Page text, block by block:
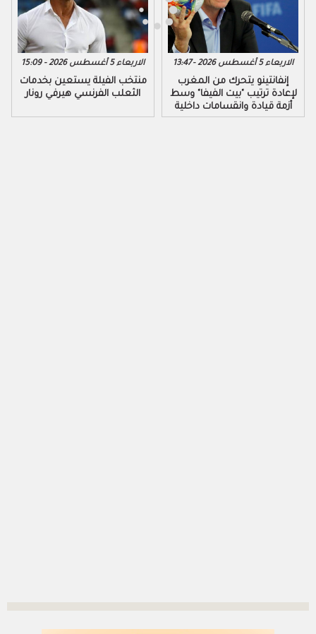
الاربعاء 5 أغسطس 2026 - 15:09
منتخب الفيلة يستعين بخدمات
الثعلب الفرنسي هيرفي رونار
الاربعاء 5 أغسطس 2026 - 13:47
إنفانتينو يتحرك من المغرب
لإعادة ترتيب "بيت الفيفا" وسط
أزمة قيادة وانقسامات داخلية